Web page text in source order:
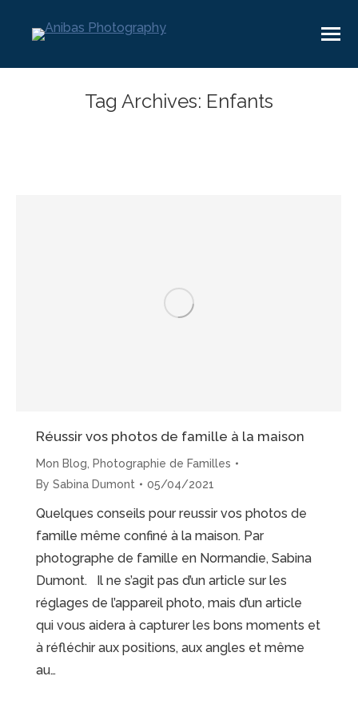
Tag Archives: Enfants
Réussir vos photos de famille à la maison
Mon Blog
Photographie de Familles
By Sabina Dumont 05/04/2021
Quelques conseils pour reussir vos photos de
famille même confiné à la maison. Par
photographe de famille en Normandie, Sabina
Dumont. Il ne s’agit pas d’un article sur les
réglages de l’appareil photo, mais d’un article
qui vous aidera à capturer les bons moments et
à réfléchir aux positions, aux angles et même
au…